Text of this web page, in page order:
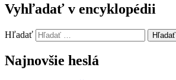
Vyhľadať v encyklopédii
Hľadať Hľadať
Najnovšie heslá